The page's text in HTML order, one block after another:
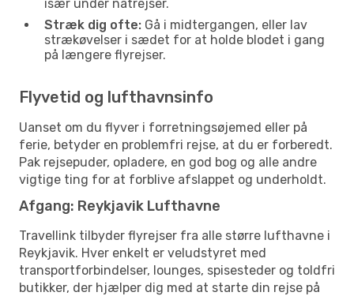
især under natrejser.
Stræk dig ofte: Gå i midtergangen, eller lav
strækøvelser i sædet for at holde blodet i gang
på længere flyrejser.
Flyvetid og lufthavnsinfo
Uanset om du flyver i forretningsøjemed eller på
ferie, betyder en problemfri rejse, at du er forberedt.
Pak rejsepuder, opladere, en god bog og alle andre
vigtige ting for at forblive afslappet og underholdt.
Afgang: Reykjavik Lufthavne
Travellink tilbyder flyrejser fra alle større lufthavne i
Reykjavik. Hver enkelt er veludstyret med
transportforbindelser, lounges, spisesteder og toldfri
butikker, der hjælper dig med at starte din rejse på